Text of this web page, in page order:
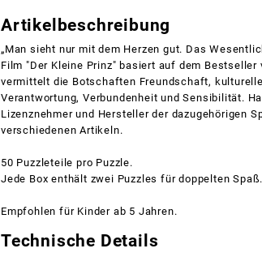
Artikelbeschreibung
„Man sieht nur mit dem Herzen gut. Das
Film "Der Kleine Prinz" basiert auf dem Bestseller
vermittelt die Botschaften Freundschaft,
Verantwortung, Verbundenheit und Sensibilität.
Lizenznehmer und Hersteller der dazugehörigen
verschiedenen Artikeln.
50 Puzzleteile pro Puzzle.
Jede Box enthält zwei Puzzles für doppelten Spaß.
Empfohlen für Kinder ab 5 Jahren.
Technische Details